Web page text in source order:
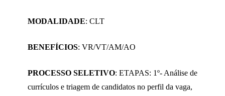
MODALIDADE: CLT
BENEFÍCIOS: VR/VT/AM/AO
PROCESSO SELETIVO: ETAPAS: 1º- Análise de
currículos e triagem de candidatos no perfil da vaga,